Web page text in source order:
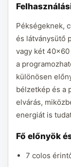
Pékségeknek,
és látványsütő
vagy két
a
különösen
bélzetkép és a
elvárás,
energiát is
Fő előnyök
7 colos